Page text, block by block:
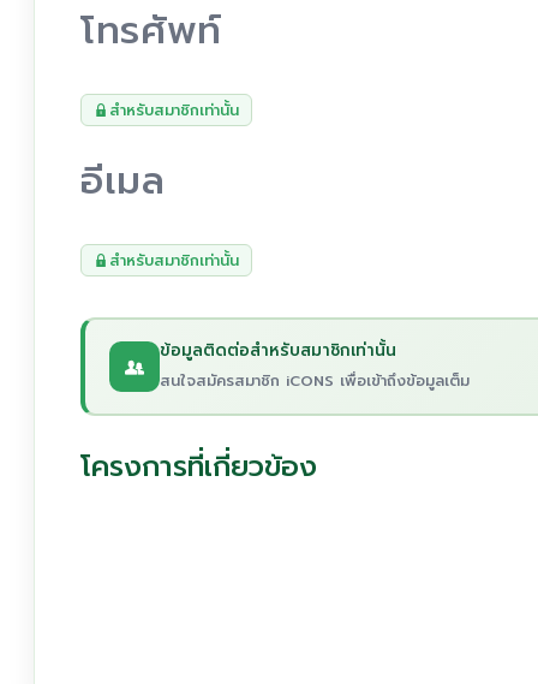
โทรศัพท์
สำหรับสมาชิกเท่านั้น
อีเมล
สำหรับสมาชิกเท่านั้น
ข้อมูลติดต่อสำหรับสมาชิกเท่านั้น
สนใจสมัครสมาชิก iCONS เพื่อเข้าถึงข้อมูลเต็ม
โครงการที่เกี่ยวข้อง